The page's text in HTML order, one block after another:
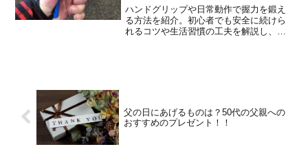
ハンドグリップや日常動作で握力を鍛え
る方法を紹介。初心者でも安全に続けら
れるコツや生活習慣の工夫を解説し、手
父の日にあげるものは？50代の父親への
おすすめのプレゼント！！